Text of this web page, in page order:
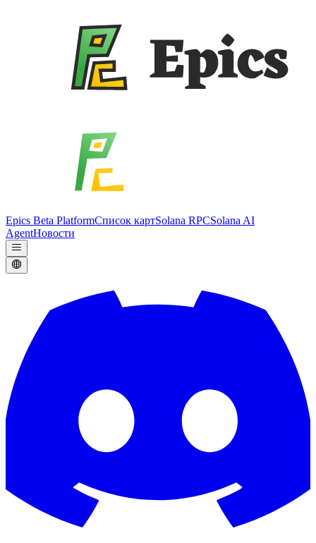
Epics Beta PlatformСписок картSolana RPCSolana AI
AgentНовости